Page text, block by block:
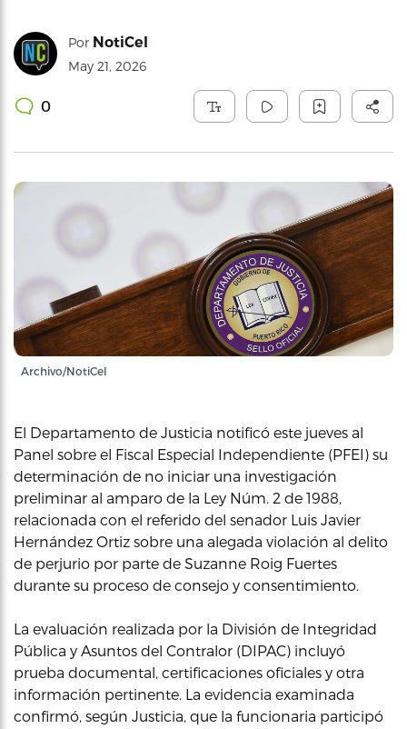
Por NotiCel
May 21, 2026
0
Archivo/NotiCel
El Departamento de Justicia notificó este jueves al
Panel sobre el Fiscal Especial Independiente (PFEI) su
determinación de no iniciar una investigación
preliminar al amparo de la Ley Núm. 2 de 1988,
relacionada con el referido del senador Luis Javier
Hernández Ortiz sobre una alegada violación al delito
de perjurio por parte de Suzanne Roig Fuertes
durante su proceso de consejo y consentimiento.
La evaluación realizada por la División de Integridad
Pública y Asuntos del Contralor (DIPAC) incluyó
prueba documental, certificaciones oficiales y otra
información pertinente. La evidencia examinada
confirmó, según Justicia, que la funcionaria participó